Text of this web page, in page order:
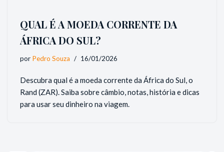
QUAL É A MOEDA CORRENTE DA
ÁFRICA DO SUL?
por Pedro Souza 16/01/2026
Descubra qual é a moeda corrente da África do Sul, o
Rand (ZAR). Saiba sobre câmbio, notas, história e dicas
para usar seu dinheiro na viagem.